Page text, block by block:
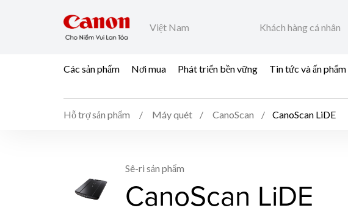
Việt Nam Khách hàng cá nhân
Các sản phẩm Nơi mua Phát triển bền vững Tin tức và ấn phẩm
Hỗ trợ sản phẩm Máy quét CanoScan CanoScan LiDE
Sê-ri sản phẩm
CanoScan LiDE